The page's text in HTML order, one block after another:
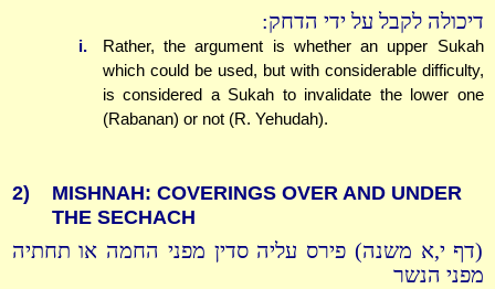
דיכולה לקבל על ידי הדחק:
i.
Rather, the argument is whether an upper Sukah
which could be used, but with considerable difficulty,
is considered a Sukah to invalidate the lower one
(Rabanan) or not (R. Yehudah).
2)
MISHNAH: COVERINGS OVER AND UNDER
THE SECHACH
(דף י,א משנה) פירס עליה סדין מפני החמה או תחתיה
מפני הנשר